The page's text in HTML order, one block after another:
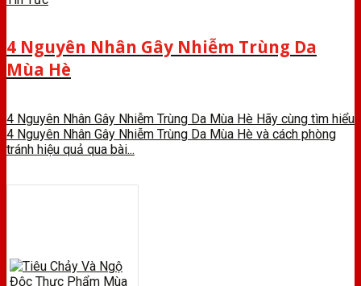
4 Nguyên Nhân Gây Nhiễm Trùng Da
Mùa Hè
4 Nguyên Nhân Gây Nhiễm Trùng Da Mùa Hè Hãy cùng tìm hiểu
4 Nguyên Nhân Gây Nhiễm Trùng Da Mùa Hè và cách phòng
tránh hiệu quả qua bài...